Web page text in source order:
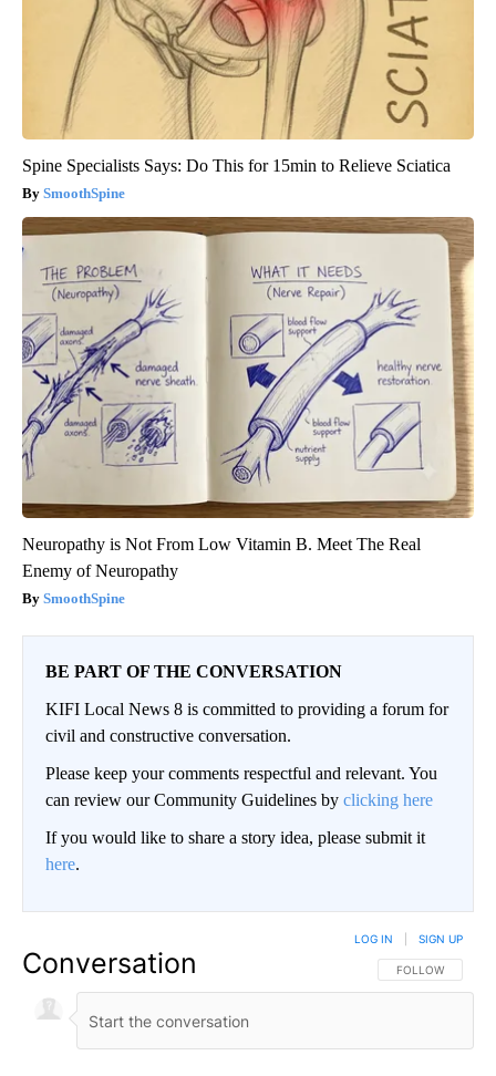
Spine Specialists Says: Do This for 15min to Relieve Sciatica
SmoothSpine
Neuropathy is Not From Low Vitamin B. Meet The Real
Enemy of Neuropathy
SmoothSpine
BE PART OF THE CONVERSATION
KIFI Local News 8 is committed to providing a forum for
civil and constructive conversation.
Please keep your comments respectful and relevant. You
can review our Community Guidelines by clicking here
If you would like to share a story idea, please submit it
here.
Conversation FOLLOW THIS
FOLLOW
LOG IN SIGN UP